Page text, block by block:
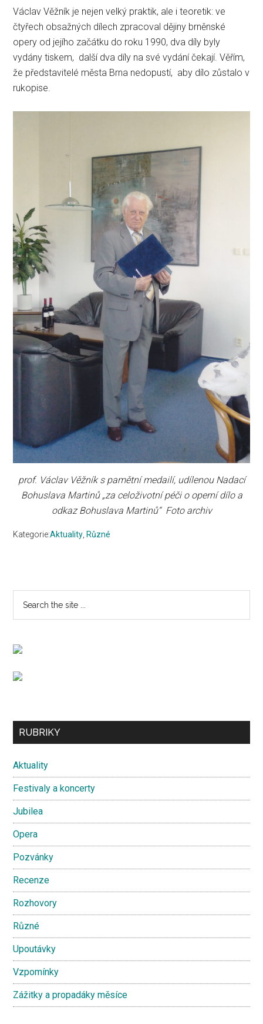
Václav Věžník je nejen velký praktik, ale i teoretik: ve
čtyřech obsažných dílech zpracoval dějiny brněnské
opery od jejího začátku do roku 1990, dva díly byly
vydány tiskem, další dva díly na své vydání čekají. Věřím,
že představitelé města Brna nedopustí, aby dílo zůstalo v
rukopise.
prof. Václav Věžník s pamětní medailí, udílenou Nadací
Bohuslava Martinů „za celoživotní péči o operní dílo a
odkaz Bohuslava Martinů“ Foto archiv
Kategorie:Aktuality, Různé
Primary
Sidebar
...
Secondary
RUBRIKY
Aktuality
Festivaly a koncerty
Jubilea
Opera
Pozvánky
Recenze
Rozhovory
Různé
Upoutávky
Vzpomínky
Zážitky a propadáky měsíce